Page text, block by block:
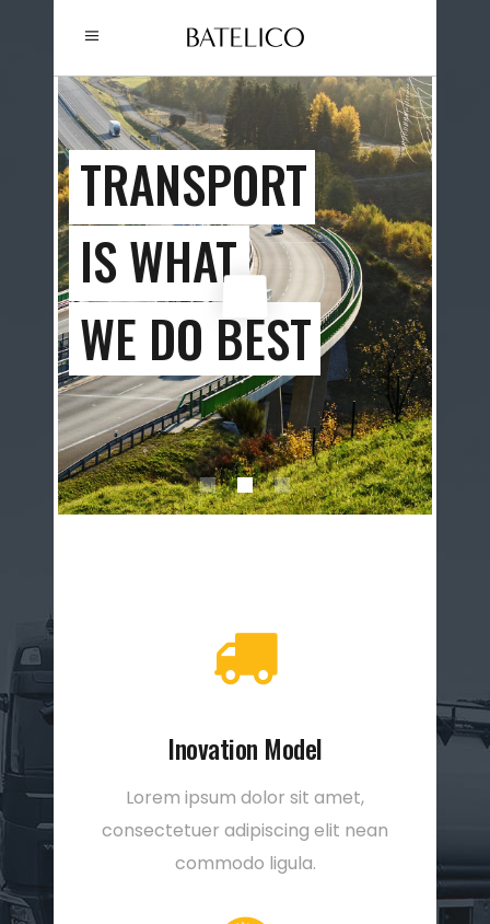
TRANSPORT
IS WHAT
WE DO BEST
FAST,
PROFESSIONAL,
AND RELIABLE
Inovation Model
Lorem ipsum dolor sit amet,
consectetuer adipiscing elit nean
commodo ligula.